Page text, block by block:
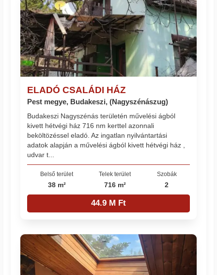
ELADÓ CSALÁDI HÁZ
Pest megye, Budakeszi, (Nagyszénászug)
Budakeszi Nagyszénás területén művelési ágból
kivett hétvégi ház 716 nm kerttel azonnali
beköltözéssel eladó. Az ingatlan nyilvántartási
adatok alapján a művelési ágból kivett hétvégi ház ,
udvar t...
Belső terület
38 m²
Telek terület
716 m²
Szobák
2
44.9 M Ft